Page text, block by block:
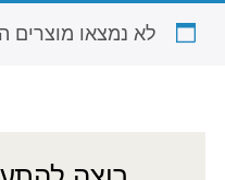
לא נמצאו מוצרים